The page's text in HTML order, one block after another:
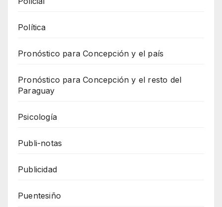
Política
Pronóstico para Concepción y el país
Pronóstico para Concepción y el resto del
Paraguay
Psicología
Publi-notas
Publicidad
Puentesiño